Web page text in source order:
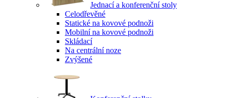
Jednací a konferenční stoly
Celodřevěné
Statické na kovové podnoži
Mobilní na kovové podnoži
Skládací
Na centrální noze
Zvýšené